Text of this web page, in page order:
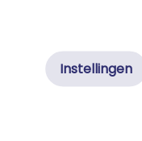
Instellingen